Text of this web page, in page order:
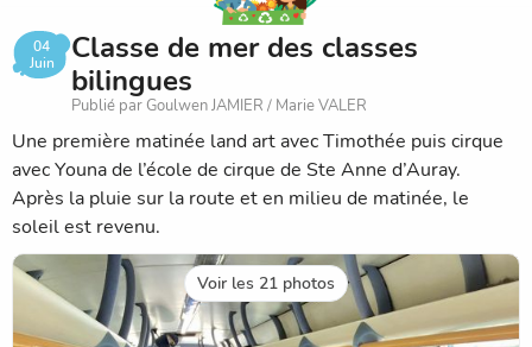
04
Juin
Classe de mer des classes
bilingues
Publié par Goulwen JAMIER / Marie VALER
Une première matinée land art avec Timothée puis cirque
avec Youna de l’école de cirque de Ste Anne d’Auray.
Après la pluie sur la route et en milieu de matinée, le
soleil est revenu.
Voir les 21 photos